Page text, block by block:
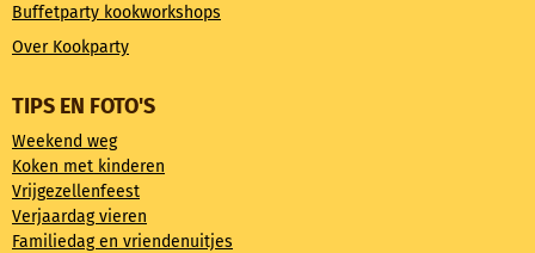
Buffetparty kookworkshops
Over Kookparty
TIPS EN FOTO'S
Weekend weg
Koken met kinderen
Vrijgezellenfeest
Verjaardag vieren
Familiedag en vriendenuitjes